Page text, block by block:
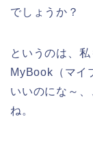
でしょうか？
というのは、
MyBook（マイ
いいのにな～
ね。